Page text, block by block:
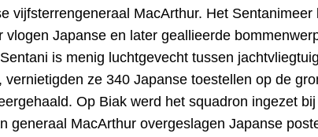
vijfsterrengeneraal MacArthur. Het
vlogen Japanse en later geallieerde
is menig luchtgevecht tussen
vernietigden ze 340 Japanse toestellen op de
Op Biak werd het squadron ingezet
generaal MacArthur overgeslagen Japanse